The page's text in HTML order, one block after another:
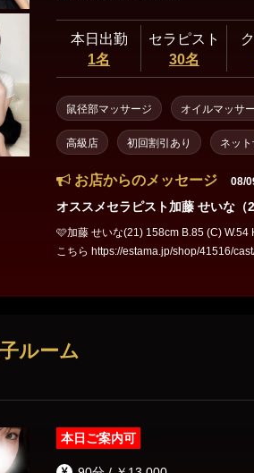
本日出勤
1名
セラピスト
30名
鼠径部マッサージ オイルマッサ
高級店 初回割引あり ネッ
お店からのメッセージ 08/
オススメセラピスト加藤 せいな（
🩷加藤 せいな(21) 158cm B.85 (C) W.54 H.85 ▶ セラピスト
こちら https://estama.jp/shop/41516/cast/862812/ 今日は
ルーム
本日ご案内可